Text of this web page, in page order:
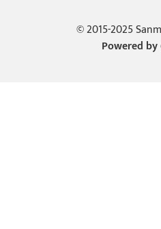
© 2015-2025
Powered by